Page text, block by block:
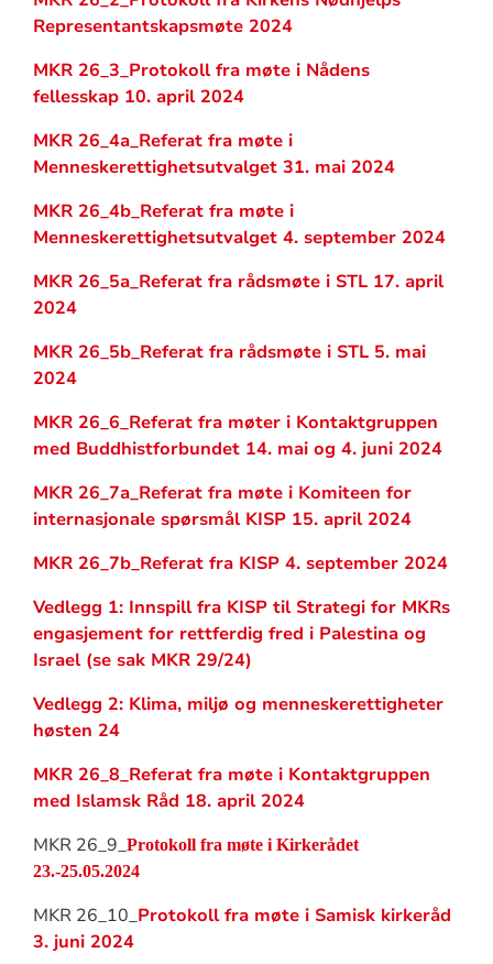
Representantskapsmøte 2024
MKR 26_3_Protokoll fra møte i Nådens
fellesskap 10. april 2024
MKR 26_4a_Referat fra møte i
Menneskerettighetsutvalget 31. mai 2024
MKR 26_4b_Referat fra møte i
Menneskerettighetsutvalget 4. september 2024
MKR 26_5a_Referat fra rådsmøte i STL 17. april
2024
MKR 26_5b_Referat fra rådsmøte i STL 5. mai
2024
MKR 26_6_Referat fra møter i Kontaktgruppen
med Buddhistforbundet 14. mai og 4. juni 2024
MKR 26_7a_Referat fra møte i Komiteen for
internasjonale spørsmål KISP 15. april 2024
MKR 26_7b_Referat fra KISP 4. september 2024
Vedlegg 1: Innspill fra KISP til Strategi for MKRs
engasjement for rettferdig fred i Palestina og
Israel (se sak MKR 29/24)
Vedlegg 2: Klima, miljø og menneskerettigheter
høsten 24
MKR 26_8_Referat fra møte i Kontaktgruppen
med Islamsk Råd 18. april 2024
MKR 26_9_Protokoll fra møte i Kirkerådet
23.-25.05.2024
MKR 26_10_Protokoll fra møte i Samisk kirkeråd
3. juni 2024